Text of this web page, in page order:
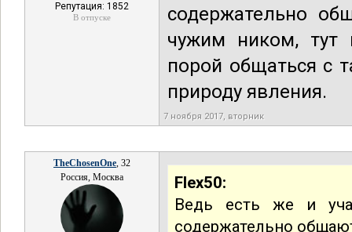
Репутация: 1852
В отпуске
содержательно
чужим ником, тут
порой общаться с
природу явления.
7 ноября 2017, вторник
TheChosenOne, 32
Россия, Москва
Flex50:
Ведь есть же и
содержательно